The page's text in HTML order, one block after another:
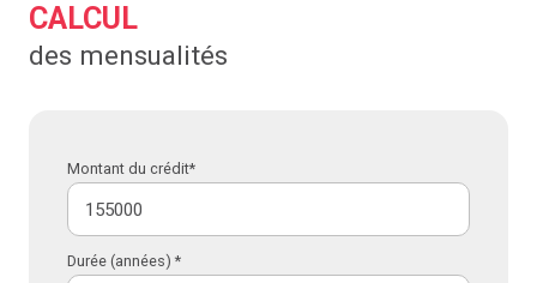
CALCUL
des mensualités
Montant du crédit*
Durée (années) *